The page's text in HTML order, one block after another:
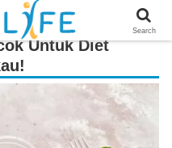
Untuk Diet
Search